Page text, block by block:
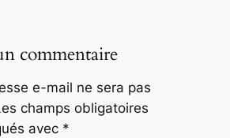
commentaire
e-mail ne sera pas
champs obligatoires
avec *